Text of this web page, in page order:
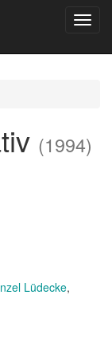
(1994)
Lüdecke,